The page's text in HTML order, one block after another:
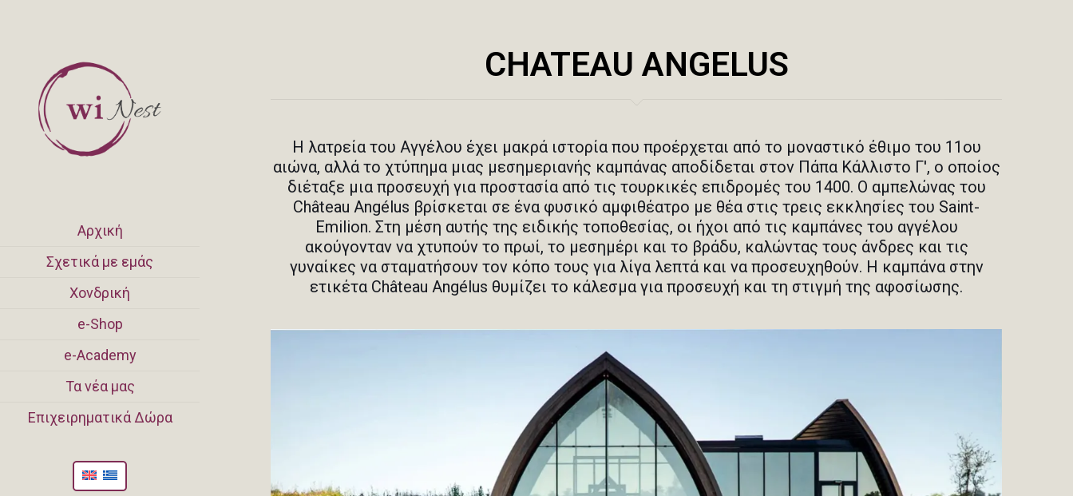
Αρχική
Σχετικά με εμάς
Χονδρική
e-Shop
e-Academy
Τα νέα μας
Επιχειρηματικά Δώρα
CHATEAU ANGELUS
Η λατρεία του Αγγέλου έχει μακρά ιστορία που προέρχεται από το μοναστικό έθιμο του 11ου
αιώνα, αλλά το χτύπημα μιας μεσημεριανής καμπάνας αποδίδεται στον Πάπα Κάλλιστο Γ', ο οποίος
διέταξε μια προσευχή για προστασία από τις τουρκικές επιδρομές του 1400. Ο αμπελώνας του
Château Angélus βρίσκεται σε ένα φυσικό αμφιθέατρο με θέα στις τρεις εκκλησίες του Saint-
Emilion. Στη μέση αυτής της ειδικής τοποθεσίας, οι ήχοι από τις καμπάνες του αγγέλου
ακούγονταν να χτυπούν το πρωί, το μεσημέρι και το βράδυ, καλώντας τους άνδρες και τις
γυναίκες να σταματήσουν τον κόπο τους για λίγα λεπτά και να προσευχηθούν. Η καμπάνα στην
ετικέτα Château Angélus θυμίζει το κάλεσμα για προσευχή και τη στιγμή της αφοσίωσης.